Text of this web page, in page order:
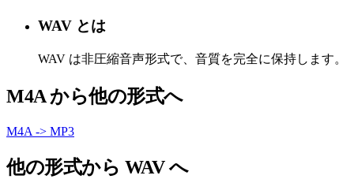
WAV とは
WAV は非圧縮音声形式で、音質を完全に保持します。
M4A から他の形式へ
M4A -> MP3
他の形式から WAV へ